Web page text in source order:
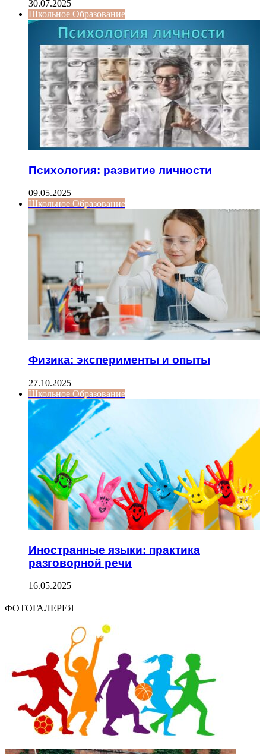
30.07.2025
Школьное Образование
Психология: развитие личности
09.05.2025
Школьное Образование
Физика: эксперименты и опыты
27.10.2025
Школьное Образование
Иностранные языки: практика
разговорной речи
16.05.2025
ФОТОГАЛЕРЕЯ